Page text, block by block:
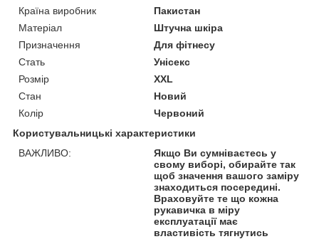
Країна виробник
Пакистан
Матеріал
Штучна шкіра
Призначення
Для фітнесу
Стать
Унісекс
Розмір
XXL
Стан
Новий
Колір
Червоний
Користувальницькі характеристики
ВАЖЛИВО:
Якщо Ви сумніваєтесь у
свому виборі, обирайте так
щоб значення вашого заміру
знаходиться посередині.
Враховуйте те що кожна
рукавичка в міру
експлуатації має
властивість тягнутись